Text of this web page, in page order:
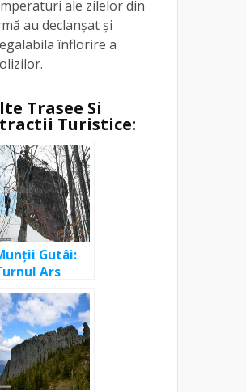
ale zilelor din
au declanșat și
înflorire a
Trasee Si
Turistice:
Gutâi:
Ars
Arsă)